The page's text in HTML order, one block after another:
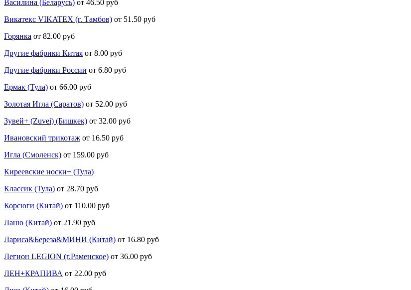
Василина (Беларусь) от 46.50 руб
Викатекс VIKATEX (г. Тамбов) от 51.50 руб
Горянка от 82.00 руб
Другие фабрики Китая от 8.00 руб
Другие фабрики России от 6.80 руб
Ермак (Тула) от 66.00 руб
Золотая Игла (Саратов) от 52.00 руб
Зувей+ (Zuvei) (Бишкек) от 32.00 руб
Ивановский трикотаж от 16.50 руб
Игла (Смоленск) от 159.00 руб
Киреевские носки+ (Тула)
Классик (Тула) от 28.70 руб
Корсюги (Китай) от 110.00 руб
Ланю (Китай) от 21.90 руб
Лариса&Береза&МИНИ (Китай) от 16.80 руб
Легион LEGION (г.Раменское) от 36.00 руб
ЛЕН+КРАПИВА от 22.00 руб